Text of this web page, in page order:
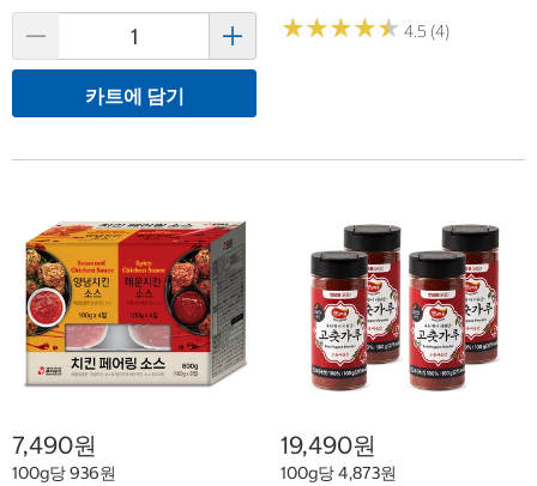
카트에 담기
★★★★★
★★★★★ 4.5 (4)
7,490원
100g당 936원
19,490원
100g당 4,873원